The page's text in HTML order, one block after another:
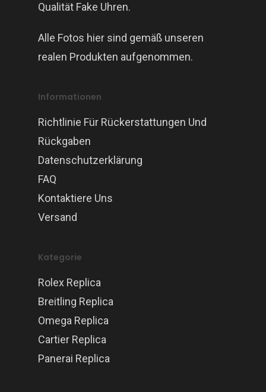
Qualität Fake Uhren.
Alle Fotos hier sind gemäß unseren
realen Produkten aufgenommen.
Informationen
Richtlinie Für Rückerstattungen Und
Rückgaben
Datenschutzerklärung
FAQ
Kontaktiere Uns
Versand
Kategorie
Rolex Replica
Breitling Replica
Omega Replica
Cartier Replica
Panerai Replica